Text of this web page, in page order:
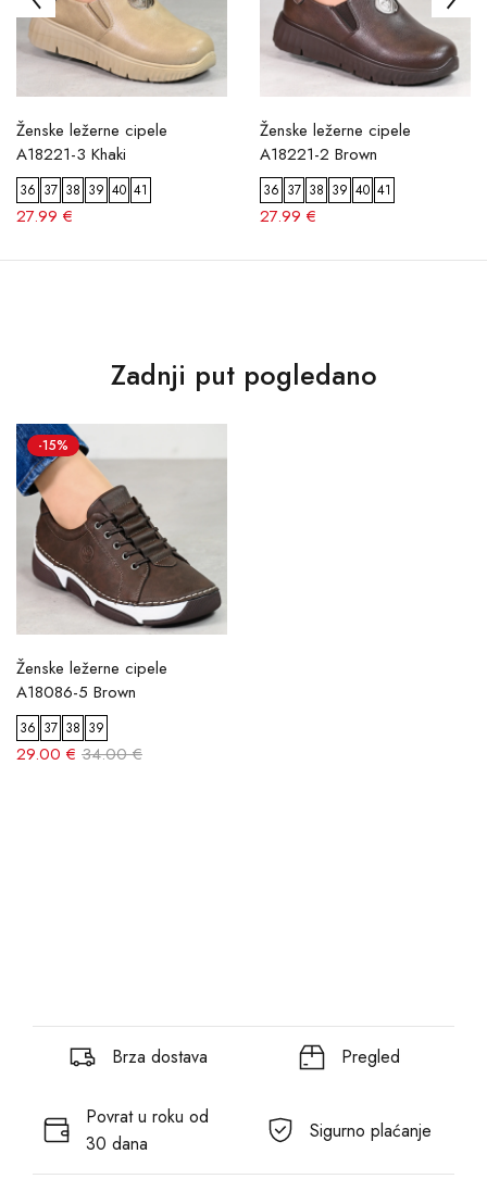
Ženske ležerne cipele
A18221-3 Khaki
36 37 38 39 40 41
27.99 €
Ženske ležerne cipele
A18221-2 Brown
36 37 38 39 40 41
27.99 €
Zadnji put pogledano
-15%
Ženske ležerne cipele
A18086-5 Brown
36 37 38 39
29.00 € 34.00 €
Brza dostava Pregled
Povrat u roku od
30 dana
Sigurno plaćanje